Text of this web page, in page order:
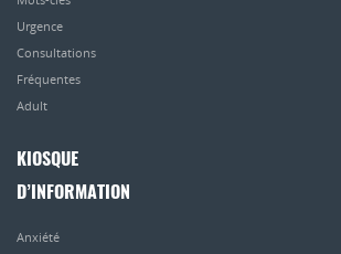
Urgence
Consultations
Fréquentes
Adult
KIOSQUE
D’INFORMATION
Anxiété